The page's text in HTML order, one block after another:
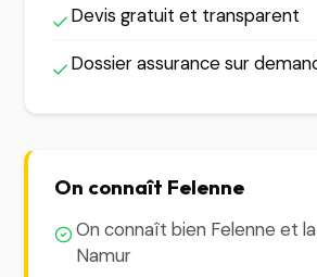
Devis gratuit et transparent
Dossier assurance sur
On connaît Felenne
On connaît bien Felenne et
Namur